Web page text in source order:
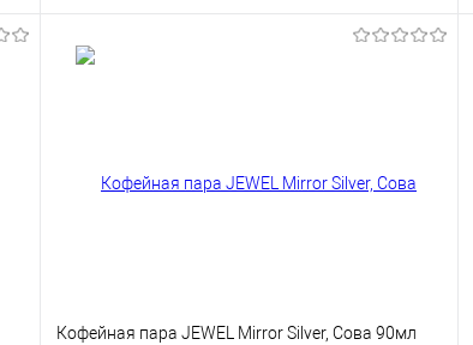
Кофейная пара JEWEL Mirror Silver, Сова 90мл